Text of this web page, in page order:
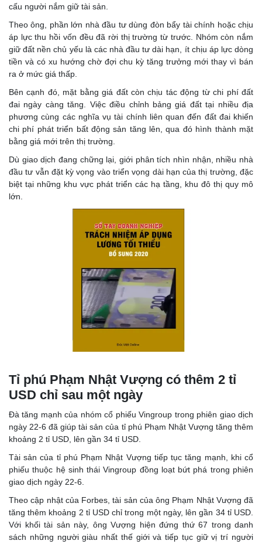
cấu người nắm giữ tài sản.
Theo ông, phần lớn nhà đầu tư dùng đòn bẩy tài chính hoặc chịu
áp lực thu hồi vốn đều đã rời thị trường từ trước. Nhóm còn nắm
giữ đất nền chủ yếu là các nhà đầu tư dài hạn, ít chịu áp lực dòng
tiền và có xu hướng chờ đợi chu kỳ tăng trưởng mới thay vì bán
ra ở mức giá thấp.
Bên cạnh đó, mặt bằng giá đất còn chịu tác động từ chi phí đất
đai ngày càng tăng. Việc điều chỉnh bảng giá đất tại nhiều địa
phương cùng các nghĩa vụ tài chính liên quan đến đất đai khiến
chi phí phát triển bất động sản tăng lên, qua đó hình thành mặt
bằng giá mới trên thị trường.
Dù giao dịch đang chững lại, giới phân tích nhìn nhận, nhiều nhà
đầu tư vẫn đặt kỳ vọng vào triển vọng dài hạn của thị trường, đặc
biệt tại những khu vực phát triển các hạ tầng, khu đô thị quy mô
lớn.
Tỉ phú Phạm Nhật Vượng có thêm 2 tỉ
USD chỉ sau một ngày
Đà tăng mạnh của nhóm cổ phiếu Vingroup trong phiên giao dịch
ngày 22-6 đã giúp tài sản của tỉ phú Phạm Nhật Vượng tăng thêm
khoảng 2 tỉ USD, lên gần 34 tỉ USD.
Tài sản của tỉ phú Phạm Nhật Vượng tiếp tục tăng mạnh, khi cổ
phiếu thuộc hệ sinh thái Vingroup đồng loạt bứt phá trong phiên
giao dịch ngày 22-6.
Theo cập nhật của Forbes, tài sản của ông Phạm Nhật Vượng đã
tăng thêm khoảng 2 tỉ USD chỉ trong một ngày, lên gần 34 tỉ USD.
Với khối tài sản này, ông Vượng hiện đứng thứ 67 trong danh
sách những người giàu nhất thế giới và tiếp tục giữ vị trí người